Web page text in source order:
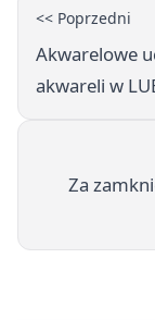
<< Poprzedni
Akwarelowe
akwareli w
Za